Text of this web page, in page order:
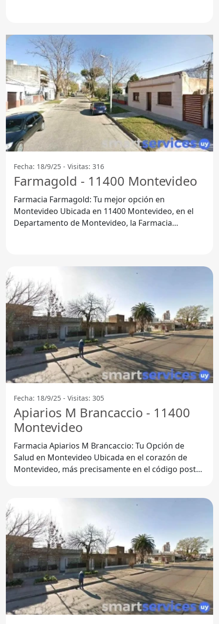
Fecha: 18/9/25 - Visitas: 316
Farmagold - 11400 Montevideo
Farmacia Farmagold: Tu mejor opción en
Montevideo Ubicada en 11400 Montevideo, en el
Departamento de Montevideo, la Farmacia
Fecha: 18/9/25 - Visitas: 305
Apiarios M Brancaccio - 11400
Montevideo
Farmacia Apiarios M Brancaccio: Tu Opción de
Salud en Montevideo Ubicada en el corazón de
Montevideo, más precisamente en el código postal